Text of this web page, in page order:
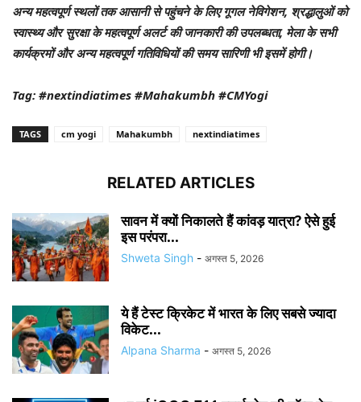
अन्य महत्वपूर्ण स्थलों तक आसानी से पहुंचने के लिए गूगल नेविगेशन, श्रद्धालुओं को
स्वास्थ्य और सुरक्षा के महत्वपूर्ण अलर्ट की जानकारी की उपलब्धता, मेला के सभी
कार्यक्रमों और अन्य महत्वपूर्ण गतिविधियों की समय सारिणी भी इसमें होगी।
Tag: #nextindiatimes #Mahakumbh #CMYogi
TAGS cm yogi Mahakumbh nextindiatimes
RELATED ARTICLES
सावन में क्यों निकालते हैं कांवड़ यात्रा? ऐसे हुई
इस परंपरा...
Shweta Singh - अगस्त 5, 2026
ये हैं टेस्ट क्रिकेट में भारत के लिए सबसे ज्यादा
विकेट...
Alpana Sharma - अगस्त 5, 2026